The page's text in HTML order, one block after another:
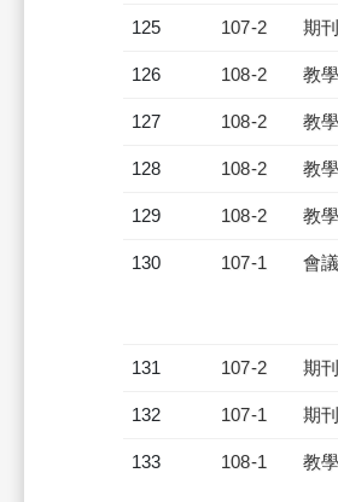
125 107-2 期
126 108-2 教
127 108-2 教
128 108-2 教
129 108-2 教
130 107-1 會
131 107-2 期
132 107-1 期
133 108-1 教